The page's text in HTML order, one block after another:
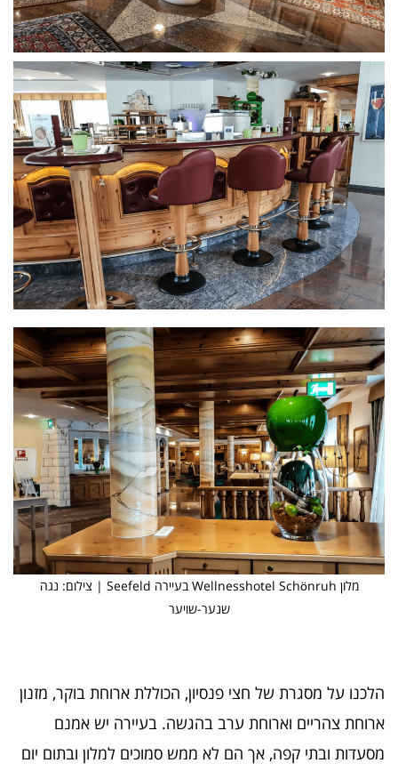
מלון Wellnesshotel Schönruh בעיירה Seefeld | צילום: נגה
שנער-שויער
הלכנו על מסגרת של חצי פנסיון, הכוללת ארוחת בוקר, מזנון
ארוחת צהריים וארוחת ערב בהגשה. בעיירה יש אמנם
מסעדות ובתי קפה, אך הם לא ממש סמוכים למלון ובתום יום